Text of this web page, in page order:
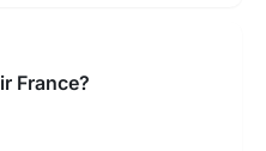
France?